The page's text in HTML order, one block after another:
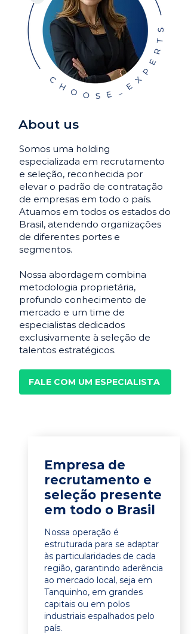
About us
Somos uma holding
especializada em recrutamento
e seleção, reconhecida por
elevar o padrão de contratação
de empresas em todo o país.
Atuamos em todos os estados do
Brasil, atendendo organizações
de diferentes portes e
segmentos.
Nossa abordagem combina
metodologia proprietária,
profundo conhecimento de
mercado e um time de
especialistas dedicados
exclusivamente à seleção de
talentos estratégicos.
FALE COM UM ESPECIALISTA
Empresa de
recrutamento e
seleção presente
em todo o Brasil
Nossa operação é
estruturada para se adaptar
às particularidades de cada
região, garantindo aderência
ao mercado local, seja em
Tanquinho, em grandes
capitais ou em polos
industriais espalhados pelo
país.